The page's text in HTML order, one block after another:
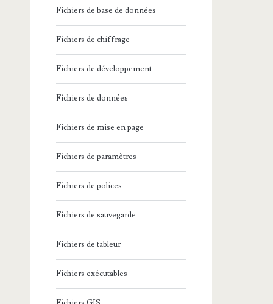
Fichiers de base de données
Fichiers de chiffrage
Fichiers de développement
Fichiers de données
Fichiers de mise en page
Fichiers de paramètres
Fichiers de polices
Fichiers de sauvegarde
Fichiers de tableur
Fichiers exécutables